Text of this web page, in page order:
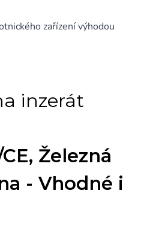
zařízení výhodou